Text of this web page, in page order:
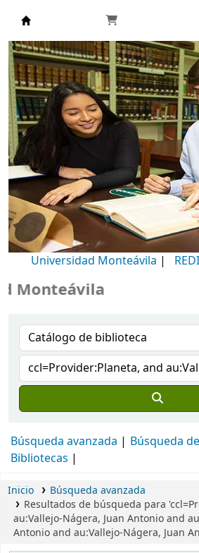
Biblioteca Universidad
Universidad Monteávila |
Búsqueda avanzada
Búsqueda
Bibliotecas
Inicio
Búsqueda avanzada
Resultados de búsqueda para
au:Vallejo-Nágera, Juan Antonio and
Antonio and au:Vallejo-Nágera, Juan